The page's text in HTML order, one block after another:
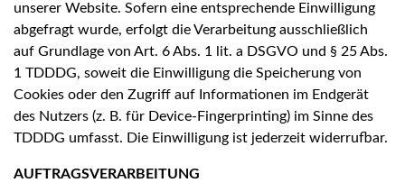
unserer Website. Sofern eine entsprechende Einwilligung
abgefragt wurde, erfolgt die Verarbeitung ausschließlich
auf Grundlage von Art. 6 Abs. 1 lit. a DSGVO und § 25 Abs.
1 TDDDG, soweit die Einwilligung die Speicherung von
Cookies oder den Zugriff auf Informationen im Endgerät
des Nutzers (z. B. für Device-Fingerprinting) im Sinne des
TDDDG umfasst. Die Einwilligung ist jederzeit widerrufbar.
AUFTRAGSVERARBEITUNG